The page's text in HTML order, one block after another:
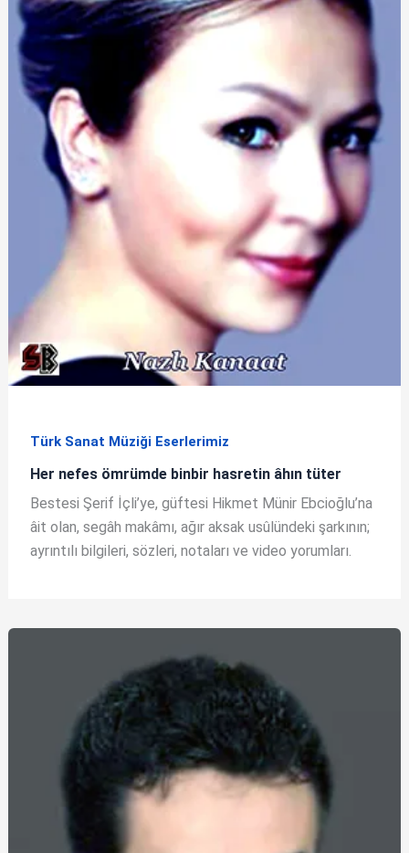
Türk Sanat Müziği Eserlerimiz
Her nefes ömrümde binbir hasretin âhın tüter
Bestesi Şerif İçli’ye, güftesi Hikmet Münir Ebcioğlu’na
âit olan, segâh makâmı, ağır aksak usûlündeki şarkının;
ayrıntılı bilgileri, sözleri, notaları ve video yorumları.